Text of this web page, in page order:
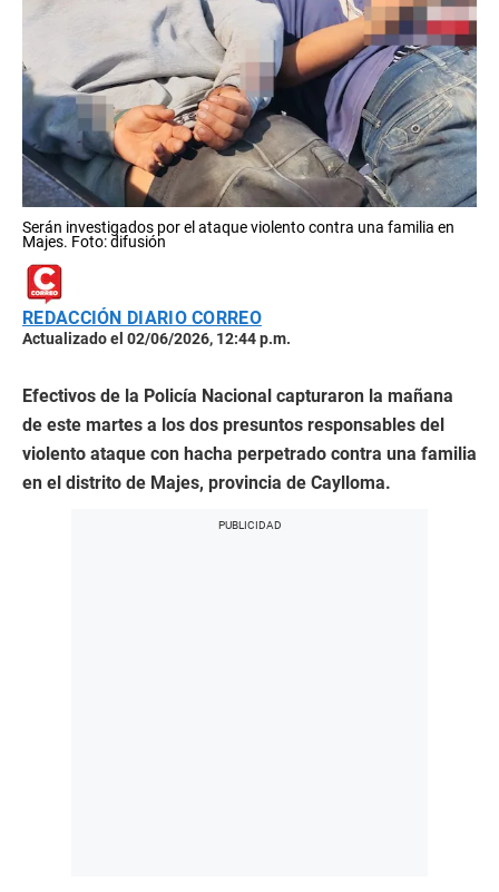
Serán investigados por el ataque violento contra una familia en
Majes. Foto: difusión
REDACCIÓN DIARIO CORREO
Actualizado el 02/06/2026, 12:44 p.m.
Efectivos de la Policía Nacional capturaron la mañana
de este martes a los dos presuntos responsables del
violento ataque con hacha perpetrado contra una familia
en el distrito de Majes, provincia de Caylloma.